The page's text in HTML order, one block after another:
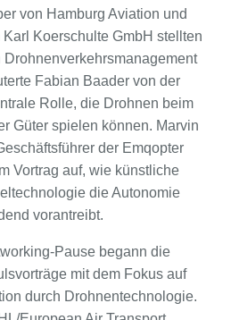
von Hamburg Aviation und
Karl Koerschulte GmbH stellten
Fabian Baader von der
Rolle, die Drohnen beim
Güter spielen können. Marvin
der Emqopter
Vortrag auf, wie künstliche
die Autonomie
vorantreibt.
Pause begann die
mit dem Fokus auf
durch Drohnentechnologie.